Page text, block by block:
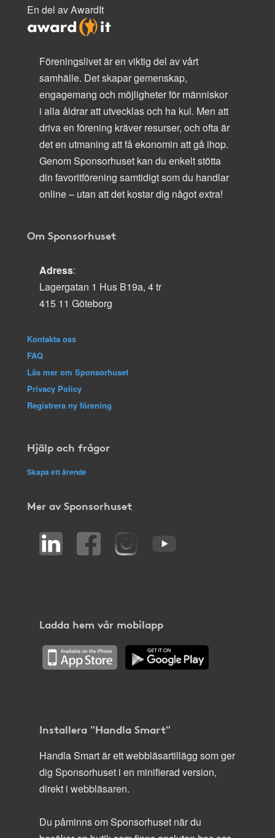
En del av AwardIt
Föreningslivet är en viktig del av vårt
samhälle. Det skapar gemenskap,
engagemang och möjligheter för människor
i alla åldrar att utvecklas och ha kul. Men att
driva en förening kräver resurser, och ofta är
det en utmaning att få ekonomin att gå ihop.
Genom Sponsorhuset kan du enkelt stötta
din favoritförening samtidigt som du handlar
online – utan att det kostar dig något extra!
Om Sponsorhuset
Adress:
Lagergatan 1 Hus B19a, 4 tr
415 11 Göteborg
Kontakta oss
FAQ
Läs mer om Sponsorhuset
Privacy Policy
Registrera ny förening
Hjälp och frågor
Skapa ett ärende
Mer av Sponsorhuset
Ladda hem vår mobilapp
Installera "Handla Smart"
Handla Smart är ett webbläsartillägg som ger
dig Sponsorhuset i en minifierad version,
direkt i webbläsaren.
Du påminns om Sponsorhuset när du